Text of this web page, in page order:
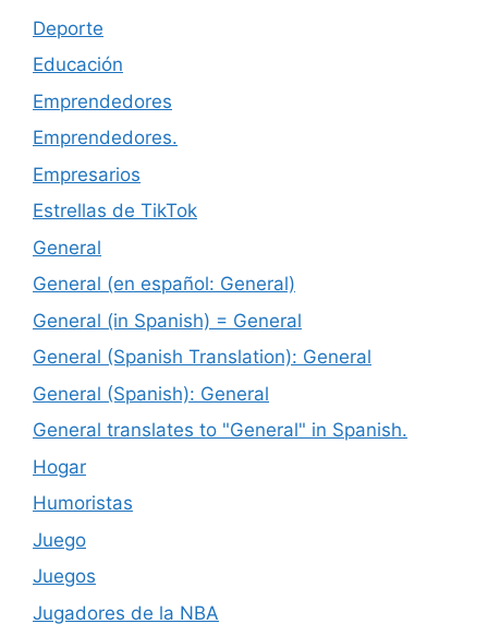
Deporte
Educación
Emprendedores
Emprendedores.
Empresarios
Estrellas de TikTok
General
General (en español: General)
General (in Spanish) = General
General (Spanish Translation): General
General (Spanish): General
General translates to "General" in Spanish.
Hogar
Humoristas
Juego
Juegos
Jugadores de la NBA